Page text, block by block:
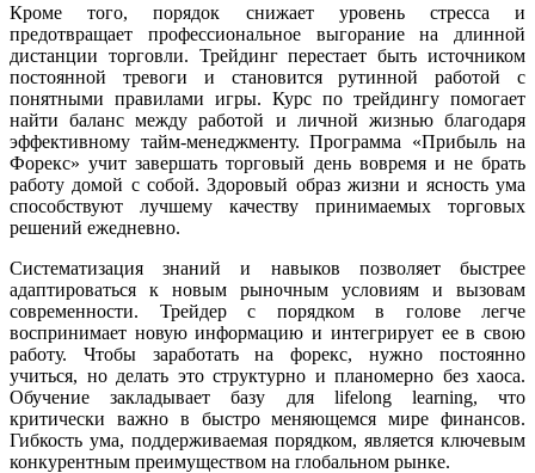
Кроме того, порядок снижает уровень стресса и
предотвращает профессиональное выгорание на длинной
дистанции торговли. Трейдинг перестает быть источником
постоянной тревоги и становится рутинной работой с
понятными правилами игры. Курс по трейдингу помогает
найти баланс между работой и личной жизнью благодаря
эффективному тайм-менеджменту. Программа «Прибыль на
Форекс» учит завершать торговый день вовремя и не брать
работу домой с собой. Здоровый образ жизни и ясность ума
способствуют лучшему качеству принимаемых торговых
решений ежедневно.
Систематизация знаний и навыков позволяет быстрее
адаптироваться к новым рыночным условиям и вызовам
современности. Трейдер с порядком в голове легче
воспринимает новую информацию и интегрирует ее в свою
работу. Чтобы заработать на форекс, нужно постоянно
учиться, но делать это структурно и планомерно без хаоса.
Обучение закладывает базу для lifelong learning, что
критически важно в быстро меняющемся мире финансов.
Гибкость ума, поддерживаемая порядком, является ключевым
конкурентным преимуществом на глобальном рынке.